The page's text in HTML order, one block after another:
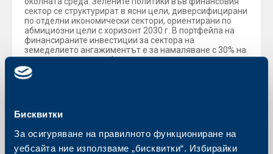
Бисквитки
За осигуряване на правилното функциониране на
уебсайта ние използваме „бисквитки“. Избирайки
сектор се структурират в ясни цели, диверсифицирани
по отделни икономически сектори, ориентирани по
абмициозни цели с хоризонт 2030 г. В портфейла на
финансираните инвестиции за сектора на
земеделието ангажиментът е за намаляване с 30% на
вредните емисии, в сферата на строителството – до
47%, с 37% по-малко трябва да бъдат въглеродните
емисии в енергийни проекти, финансирани от